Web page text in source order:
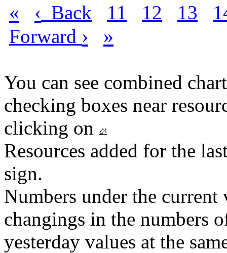
« ‹ Back 11 12 13
Forward › »
You can see combined
checking boxes near
clicking on
Resources added for the
sign.
Numbers under the
changings in the numbers
yesterday values at the